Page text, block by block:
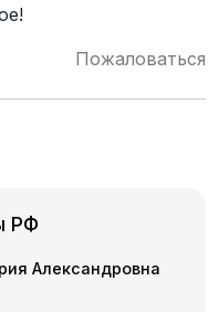
Пожаловаться
РФ
Александровна